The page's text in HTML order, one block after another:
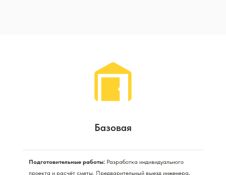
Базовая
Подготовительные работы: Разработка индивидуального
проекта и расчёт сметы. Предварительный выезд инженера,